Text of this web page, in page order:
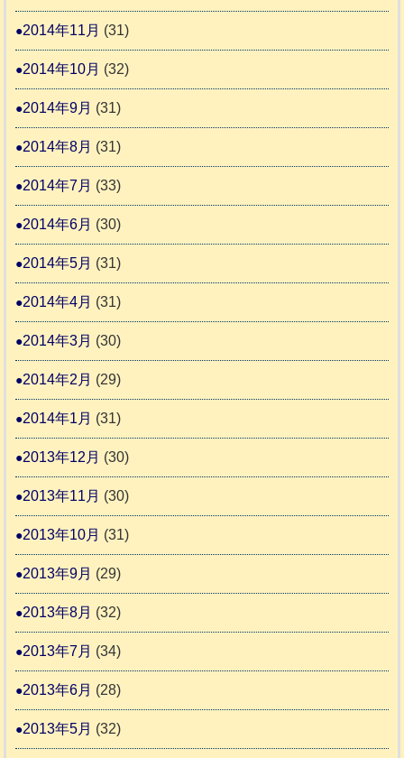
2014年11月 (31)
2014年10月 (32)
2014年9月 (31)
2014年8月 (31)
2014年7月 (33)
2014年6月 (30)
2014年5月 (31)
2014年4月 (31)
2014年3月 (30)
2014年2月 (29)
2014年1月 (31)
2013年12月 (30)
2013年11月 (30)
2013年10月 (31)
2013年9月 (29)
2013年8月 (32)
2013年7月 (34)
2013年6月 (28)
2013年5月 (32)